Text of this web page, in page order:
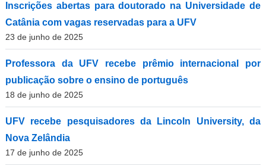
Inscrições abertas para doutorado na Universidade de
Catânia com vagas reservadas para a UFV
23 de junho de 2025
Professora da UFV recebe prêmio internacional por
publicação sobre o ensino de português
18 de junho de 2025
UFV recebe pesquisadores da Lincoln University, da
Nova Zelândia
17 de junho de 2025